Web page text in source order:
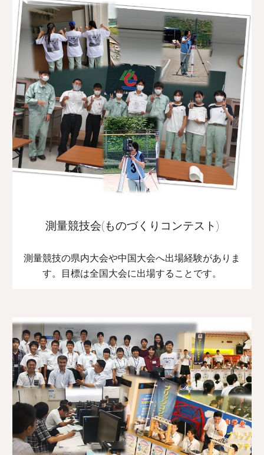
測量競技会(ものづくりコンテスト)
測量競技の県内大会や中国大会へ出場経験がありま
す。目標は全国大会に出場することです。